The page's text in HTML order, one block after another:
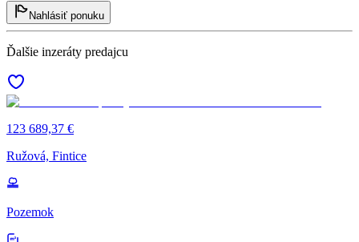
Nahlásiť ponuku
Ďalšie inzeráty predajcu
123 689,37 €
Ružová, Fintice
Pozemok